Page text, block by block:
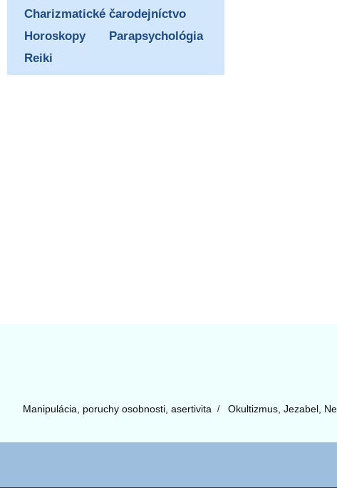
Charizmatické čarodejníctvo
Horoskopy
Parapsychológia
Reiki
Manipulácia, poruchy osobnosti, asertivita Okultizmus, Jezabel,